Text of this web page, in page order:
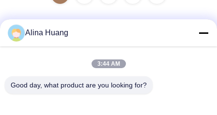
Zona de desarrollo industrial Guanyao, ciudad de Shishan,
Alina Huang
3:44 AM
Good day, what product are you looking for?